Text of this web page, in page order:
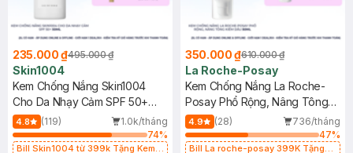
235.000 ₫495.000 ₫
Skin1004
Kem Chống Nắng Skin1004
Cho Da Nhạy Cảm SPF 50+
50ml
4.8 (119)
1.0k/tháng
74%
Bill Skin1004 từ 399k Tặng Kem
350.000 ₫610.000 ₫
La Roche-Posay
Kem Chống Nắng La Roche-
Posay Phổ Rộng, Nâng Tông
Kiềm Dầu 50ml
4.9 (28)
736/tháng
47%
Bill La roche-posay 399K Tặng